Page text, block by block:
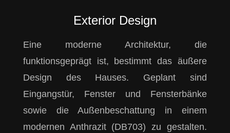
Exterior Design
Eine moderne Architektur, die
funktionsgeprägt ist, bestimmt das äußere
Design des Hauses. Geplant sind
Eingangstür, Fenster und Fensterbänke
sowie die Außenbeschattung in einem
modernen Anthrazit (DB703) zu gestalten.